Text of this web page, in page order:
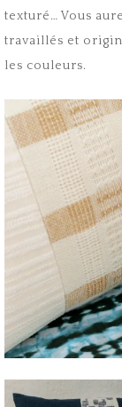
texturé… Vous
travaillés et
les couleurs.